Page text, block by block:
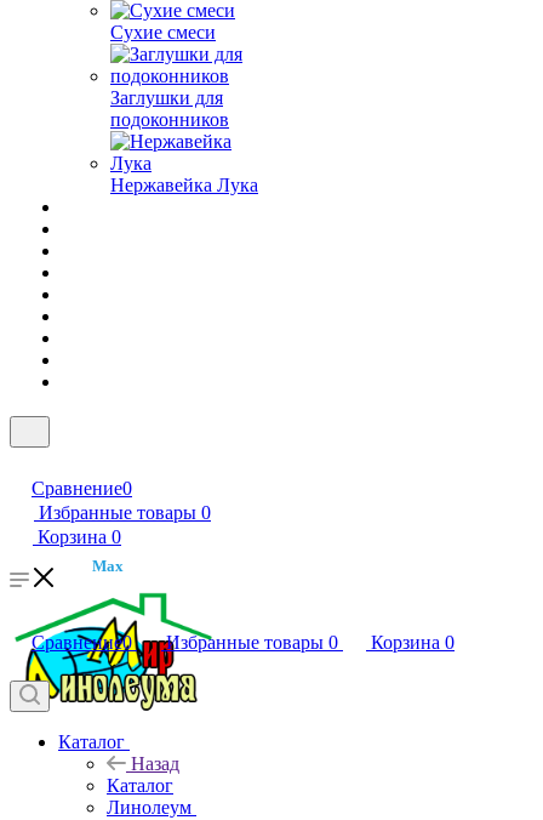
Сухие смеси
Заглушки для
подоконников
Нержавейка Лука
Сравнение0
Избранные товары 0
Корзина 0
Max
Сравнение0 Избранные товары 0 Корзина 0
Каталог
Назад
Каталог
Линолеум